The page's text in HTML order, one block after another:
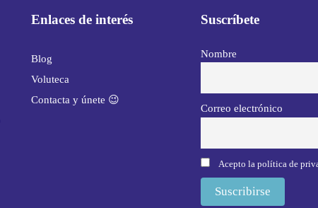
Enlaces de interés
Blog
Voluteca
Contacta y únete 😉
Suscríbete
Nombre
Correo electrónico
Acepto la política de